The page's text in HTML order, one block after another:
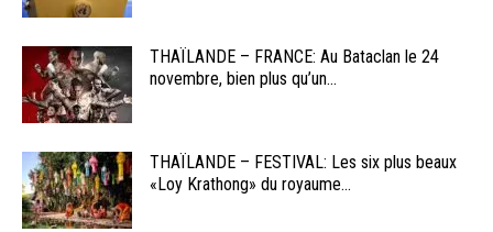
THAÏLANDE – FRANCE: Au Bataclan le 24
novembre, bien plus qu’un...
THAÏLANDE – FESTIVAL: Les six plus beaux
«Loy Krathong» du royaume...